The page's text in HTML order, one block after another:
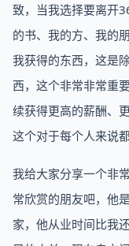
致，当我选择要离开
的书、我的方、我的
我获得的东西，这是
西，这个非常非常重
续获得更高的薪酬、
这个对于每个人来说
我给大家分享一个非
常欣赏的朋友吧，他
家，他从业时间比我